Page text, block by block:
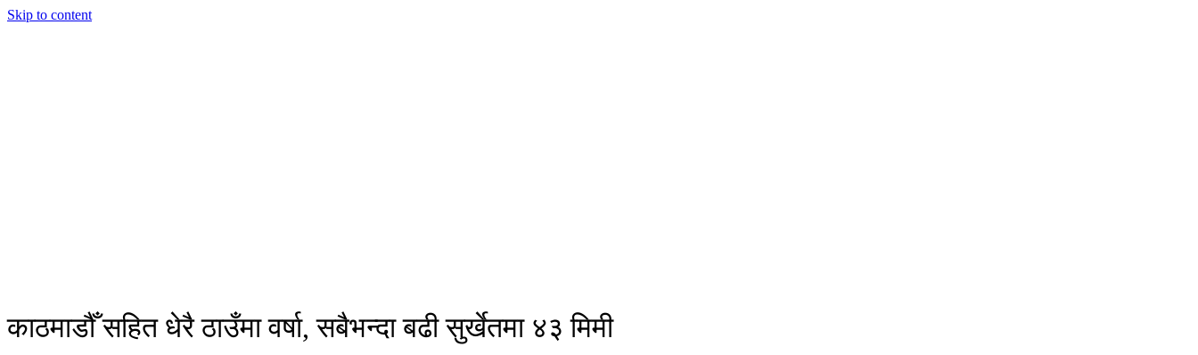
Skip to content
काठमाडौँ सहित धेरै ठाउँमा वर्षा, सबैभन्दा बढी सुर्खेतमा ४३ मिमी